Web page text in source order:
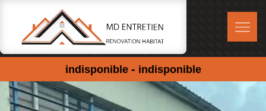
indisponible - indisponible